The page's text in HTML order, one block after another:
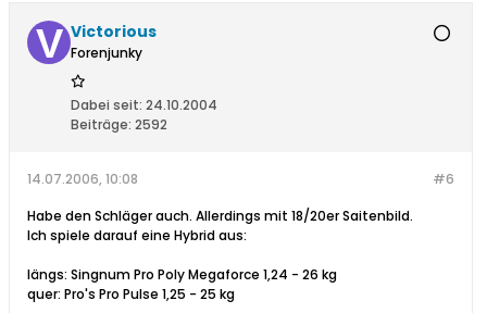
Victorious
Forenjunky
Dabei seit: 24.10.2004
Beiträge: 2592
#6
14.07.2006, 10:08
Habe den Schläger auch. Allerdings mit 18/20er Saitenbild.
Ich spiele darauf eine Hybrid aus:
längs: Singnum Pro Poly Megaforce 1,24 - 26 kg
quer: Pro's Pro Pulse 1,25 - 25 kg